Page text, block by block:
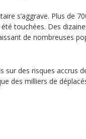
s’aggrave. Plus de
touchées. Des
de nombreuses
sur des risques accrus
des milliers de